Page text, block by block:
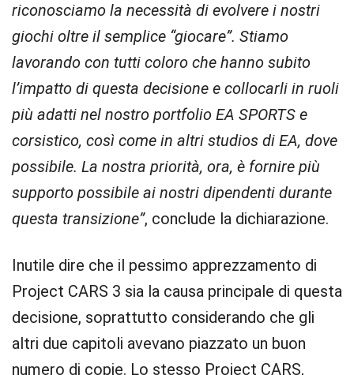
riconosciamo la necessità di evolvere i nostri
giochi oltre il semplice “giocare”. Stiamo
lavorando con tutti coloro che hanno subito
l’impatto di questa decisione e collocarli in ruoli
più adatti nel nostro portfolio EA SPORTS e
corsistico, così come in altri studios di EA, dove
possibile. La nostra priorità, ora, è fornire più
supporto possibile ai nostri dipendenti durante
questa transizione”, conclude la dichiarazione.
Inutile dire che il pessimo apprezzamento di
Project CARS 3 sia la causa principale di questa
decisione, soprattutto considerando che gli
altri due capitoli avevano piazzato un buon
numero di copie. Lo stesso Project CARS,